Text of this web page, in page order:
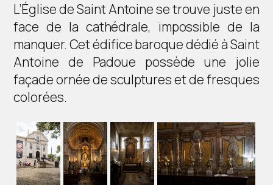
L’Église de Saint Antoine se trouve juste en
face de la cathédrale, impossible de la
manquer. Cet édifice baroque dédié à Saint
Antoine de Padoue possède une jolie
façade ornée de sculptures et de fresques
colorées.